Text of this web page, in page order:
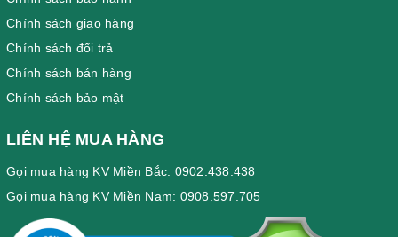
Chính sách giao hàng
Chính sách đổi trả
Chính sách bán hàng
Chính sách bảo mật
LIÊN HỆ MUA HÀNG
Gọi mua hàng KV Miền Bắc: 0902.438.438
Gọi mua hàng KV Miền Nam: 0908.597.705